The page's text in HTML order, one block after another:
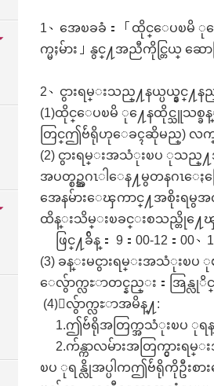
1、အေၿခခံ：「ထိုင္ေပၿမိ
က္မႈမ်ား」နွင္႔အညီကိုင္တြယ္ ေဆာ
2、ငွားရမ္းသည္႔နယ္ပယ္နွင္႔န
(1)ထိုင္ေပၿမိ ု႔ေနထိုင္သူသစ္ခန္
တြင္ဤဗ်ဴရိုဟုေခၚဆိုမည္) လက္ေ
(2) ငွားရမ္းအသံုးၿပ ုသည္႔
အပတ္စဥ္အဂၤါေန႔မွတနဂၤေႏ
အေနမ်ားေၾကာင္႔အစိုးရမွ
ထိန္းသိမ္းၿခင္းစသည္တို႔ေၾက
ဖြင္႔ခ်ိန္： 9：00-12：00、
(3) ခန္းမငွားရမ္းအသံုးၿပ
ေလွ်ာက္လႊာတင္နည္း：အြန္လုိင္
(4)ေလွ်ာက္လႊာအမိန္႔:
1.ဤဗ်ဴရိုအတြက္အသံုးၿပ ုရန္ဦ
2.က်န္ကာလမ်ားအတြက္ငွား
ၿပ ုရန္လိုအပ္ပါကဤဗ်ဴရိုကိုဦးစား